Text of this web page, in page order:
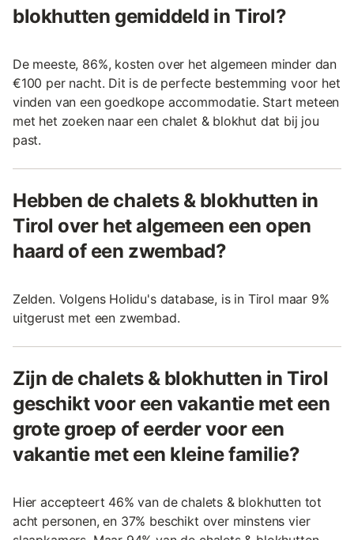
blokhutten gemiddeld in Tirol?
De meeste, 86%, kosten over het algemeen minder dan
€100 per nacht. Dit is de perfecte bestemming voor het
vinden van een goedkope accommodatie. Start meteen
met het zoeken naar een chalet & blokhut dat bij jou
past.
Hebben de chalets & blokhutten in
Tirol over het algemeen een open
haard of een zwembad?
Zelden. Volgens Holidu's database, is in Tirol maar 9%
uitgerust met een zwembad.
Zijn de chalets & blokhutten in Tirol
geschikt voor een vakantie met een
grote groep of eerder voor een
vakantie met een kleine familie?
Hier accepteert 46% van de chalets & blokhutten tot
acht personen, en 37% beschikt over minstens vier